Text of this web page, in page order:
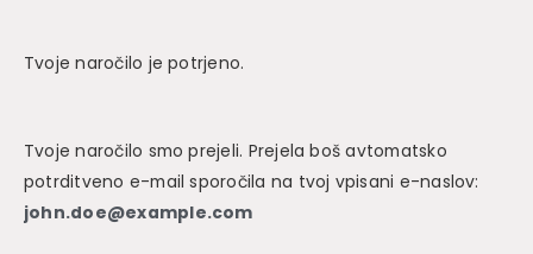
Tvoje naročilo je potrjeno.
Tvoje naročilo smo prejeli. Prejela boš avtomatsko
potrditveno e-mail sporočila na tvoj vpisani e-naslov:
john.doe@example.com